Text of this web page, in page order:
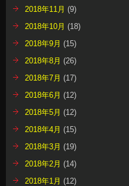
2018年11月 (9)
2018年10月 (18)
2018年9月 (15)
2018年8月 (26)
2018年7月 (17)
2018年6月 (12)
2018年5月 (12)
2018年4月 (15)
2018年3月 (19)
2018年2月 (14)
2018年1月 (12)